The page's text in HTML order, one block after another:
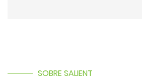
SOBRE SALIENT